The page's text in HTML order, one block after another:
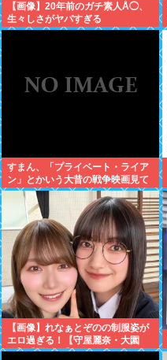
【画像】20年前のガチ素人Å◯、
生々しさがヤバすぎる
すまん、「プライベート・ライア
ン」とかいう大昔の戦争映画見て
みたら最初の30分で地獄なんだ
が…これずっと続く感じ？
【画像】れなぁとぞのの制服姿が
エロ過ぎる！【守屋麗奈・大園
玲】【櫻坂46】